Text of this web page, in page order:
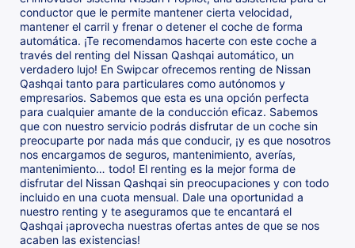
conductor que le permite mantener cierta velocidad,
mantener el carril y frenar o detener el coche de forma
automática. ¡Te recomendamos hacerte con este coche a
través del renting del Nissan Qashqai automático, un
verdadero lujo! En Swipcar ofrecemos renting de Nissan
Qashqai tanto para particulares como autónomos y
empresarios. Sabemos que esta es una opción perfecta
para cualquier amante de la conducción eficaz. Sabemos
que con nuestro servicio podrás disfrutar de un coche sin
preocuparte por nada más que conducir, ¡y es que nosotros
nos encargamos de seguros, mantenimiento, averías,
mantenimiento… todo! El renting es la mejor forma de
disfrutar del Nissan Qashqai sin preocupaciones y con todo
incluido en una cuota mensual. Dale una oportunidad a
nuestro renting y te aseguramos que te encantará el
Qashqai ¡aprovecha nuestras ofertas antes de que se nos
acaben las existencias!